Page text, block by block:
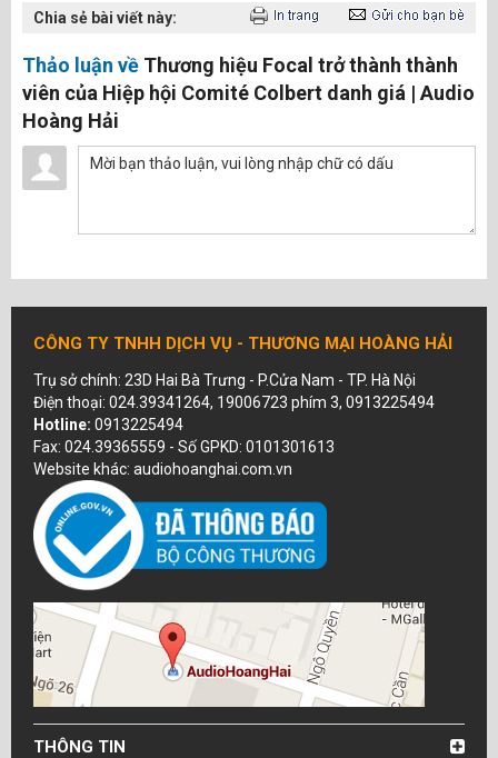
Chia sẻ bài viết này:
Thảo luận về Thương hiệu Focal trở thành thành
viên của Hiệp hội Comité Colbert danh giá | Audio
Hoàng Hải
CÔNG TY TNHH DỊCH VỤ - THƯƠNG MẠI HOÀNG HẢI
Trụ sở chính: 23D Hai Bà Trưng - P.Cửa Nam - TP. Hà Nội
Điện thoại: 024.39341264, 19006723 phím 3, 0913225494
Hotline: 0913225494
Fax: 024.39365559 - Số GPKD: 0101301613
Website khác: audiohoanghai.com.vn
THÔNG TIN